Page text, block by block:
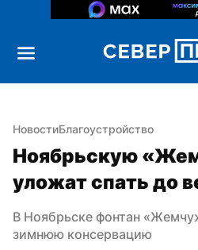
НовостиБлагоустройство
Ноябрьскую
уложат спать до
В Ноябрьске фонтан
зимнюю консервацию